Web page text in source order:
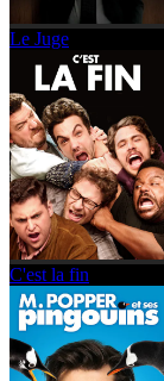
Le Juge
C'est la fin